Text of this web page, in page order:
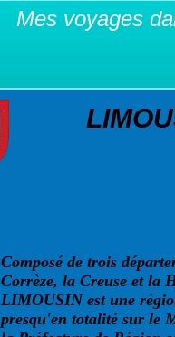
Mes voyages
Composé de trois
Corrèze, la Creuse et la
LIMOUSIN est une
presqu'en totalité sur le